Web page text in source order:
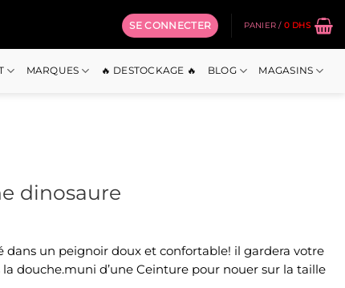
SE CONNECTER PANIER / 0 DHS
MARQUES 🔥 DESTOCKAGE 🔥 BLOG MAGASINS
dinosaure
dans un peignoir doux et confortable! il gardera votre
douche.muni d’une Ceinture pour nouer sur la taille